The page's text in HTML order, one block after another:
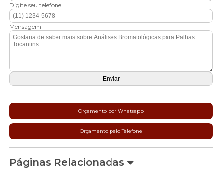
Digite seu telefone
Mensagem
Orçamento por Whatsapp
Orçamento pelo Telefone
Páginas Relacionadas